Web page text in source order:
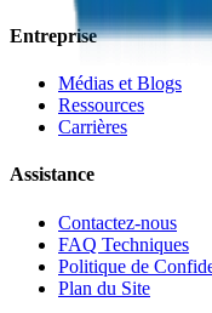
Entreprise
Médias et Blogs
Ressources
Carrières
Assistance
Contactez-nous
FAQ Techniques
Politique de
Plan du Site